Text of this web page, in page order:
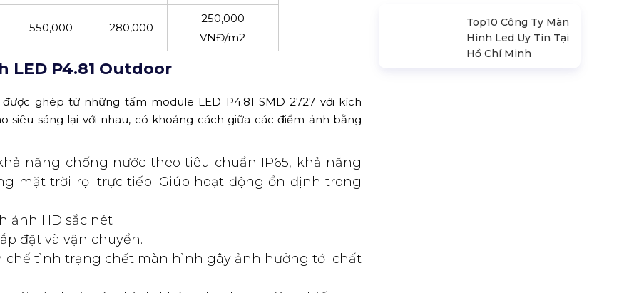
250,000
VNĐ/m2
VNĐ/m2
250,000
550,000 280,000
250,000
VNĐ/m2
LED P4.81 Outdoor
ghép từ những tấm module LED P4.81 SMD 2727 với kích
siêu sáng lại với nhau, có khoảng cách giữa các điểm ảnh bằng